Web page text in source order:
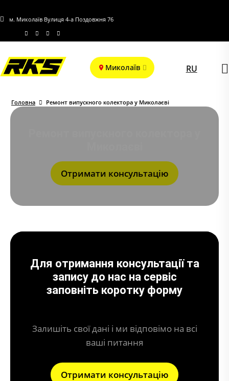
м. Миколаїв Вулиця 4-а Поздовжня 76
Миколаїв RU
Головна Ремонт випускного колектора у Миколаєві
Отримати консультацію
Для отримання консультації та
запису до нас на сервіс
заповніть коротку форму
Залишіть свої дані і ми відповімо на всі
ваші питання
Отримати консультацію